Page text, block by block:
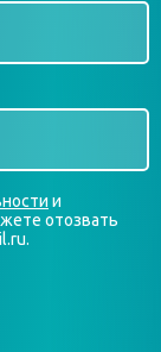
и
отозвать